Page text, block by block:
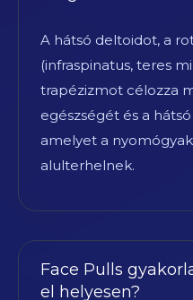
A hátsó deltoidot, a
(infraspinatus, teres
trapézizmot célozza
egészségét és a
amelyet a
alulterhelnek.
Face Pulls
el helyesen?